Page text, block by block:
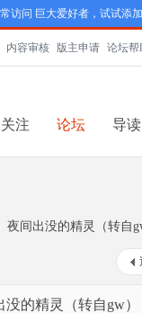
访问 巨大爱好者，试试添
内容审核 版主申请 论坛帮
注 论坛 导读
夜间出没的精灵（转自
没的精灵（转自gw）